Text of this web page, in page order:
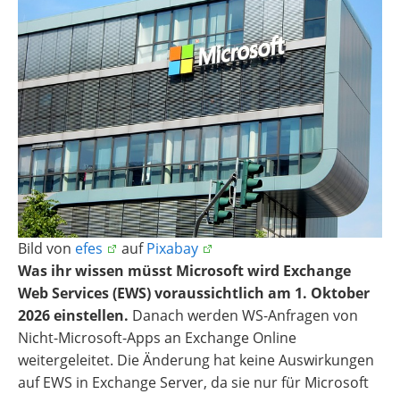
Bild von efes aufPixabay
Was ihr wissen müsst Microsoft wird Exchange
Web Services (EWS) voraussichtlich am 1. Oktober
2026 einstellen. Danach werden WS-Anfragen von
Nicht-Microsoft-Apps an Exchange Online
weitergeleitet. Die Änderung hat keine Auswirkungen
auf EWS in Exchange Server, da sie nur für Microsoft